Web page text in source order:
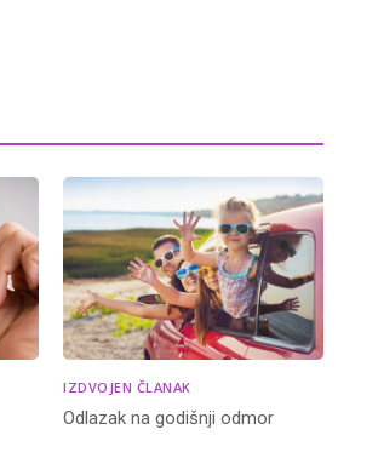
IZDVOJEN ČLANAK
Odlazak na godišnji odmor